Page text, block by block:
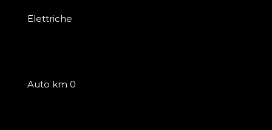
Elettriche
Auto km 0